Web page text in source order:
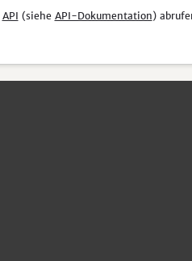
API (siehe API-Dokumentation)